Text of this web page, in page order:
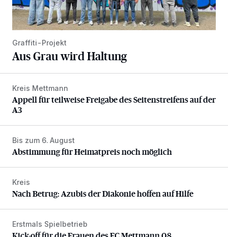
Graffiti-Projekt
Aus Grau wird Haltung
Appell für teilweise Freigabe des Seitenstreifens auf der A3
Kreis Mettmann
Appell für teilweise Freigabe des Seitenstreifens auf der
A3
Abstimmung für Heimatpreis noch möglich
Bis zum 6. August
Abstimmung für Heimatpreis noch möglich
Nach Betrug: Azubis der Diakonie hoffen auf Hilfe
Kreis
Nach Betrug: Azubis der Diakonie hoffen auf Hilfe
Kick-off für die Frauen des FC Mettmann 08
Erstmals Spielbetrieb